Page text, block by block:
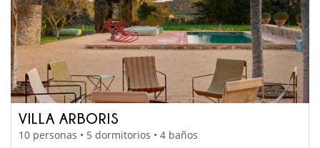
VILLA ARBORIS
10 personas • 5 dormitorios • 4 baños